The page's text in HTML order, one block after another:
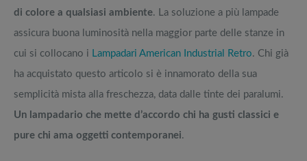
di colore a qualsiasi ambiente. La soluzione a più lampade
assicura buona luminosità nella maggior parte delle stanze in
cui si collocano i Lampadari American Industrial Retro. Chi già
ha acquistato questo articolo si è innamorato della sua
semplicità mista alla freschezza, data dalle tinte dei paralumi.
Un lampadario che mette d’accordo chi ha gusti classici e
pure chi ama oggetti contemporanei.